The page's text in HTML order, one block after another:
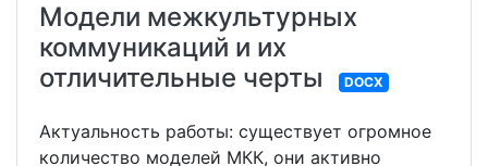
Модели межкультурных
коммуникаций и их
отличительные черты
DOCX
Актуальность работы: существует огромное
количество моделей МКК, они активно